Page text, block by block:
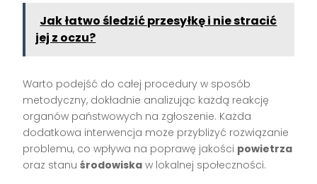
Jak łatwo śledzić przesyłkę i nie stracić
jej z oczu?
Warto podejść do całej procedury w sposób
metodyczny, dokładnie analizując każdą reakcję
organów państwowych na zgłoszenie. Każda
dodatkowa interwencja może przybliżyć rozwiązanie
problemu, co wpływa na poprawę jakości powietrza
oraz stanuśrodowiska w lokalnej społeczności.